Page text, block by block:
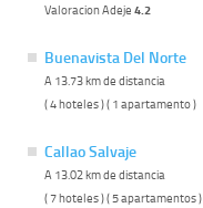
Valoracion Adeje 4.2
Buenavista Del Norte
A 13.73 km de distancia
( 4 hoteles ) ( 1 apartamento )
Callao Salvaje
A 13.02 km de distancia
( 7 hoteles ) ( 5 apartamentos )